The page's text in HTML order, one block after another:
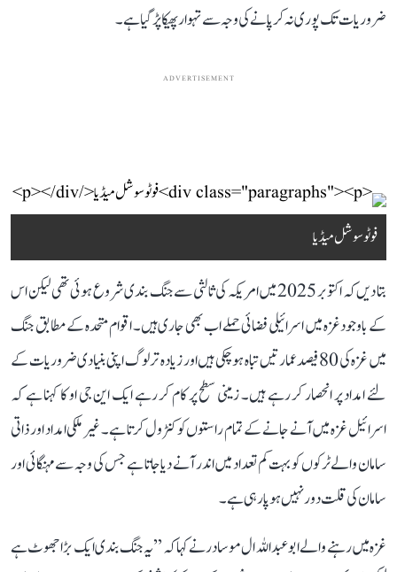
ضروریات تک پوری نہ کر پانے کی وجہ سے تہوار پھیکا پڑ گیا ہے۔
ADVERTISEMENT
فوٹو سوشل میڈیا
Admin
بتا دیں کہ اکتوبر 2025 میں امریکہ کی ثالثی سے جنگ بندی شروع ہوئی تھی لیکن اس
کے باوجود غزہ میں اسرائیلی فضائی حملے اب بھی جاری ہیں۔ اقوام متحدہ کے مطابق جنگ
میں غزہ کی 80 فیصد عمارتیں تباہ ہو چکی ہیں اور زیادہ تر لوگ اپنی بنیادی ضروریات کے
لئے امداد پر انحصار کر رہے ہیں۔ زمینی سطح پر کام کر رہے ایک این جی او کا کہنا ہے کہ
اسرائیل غزہ میں آنے جانے کے تمام راستوں کو کنٹرول کرتا ہے۔ غیر ملکی امداد اور ذاتی
سامان والے ٹرکوں کو بہت کم تعداد میں اندر آنے دیا جاتا ہے جس کی وجہ سے مہنگائی اور
سامان کی قلت دور نہیں ہو پا رہی ہے۔
غزہ میں رہنے والے ابو عبد اللہ ال موسادر نے کہا کہ ’’یہ جنگ بندی ایک بڑا جھوٹ ہے